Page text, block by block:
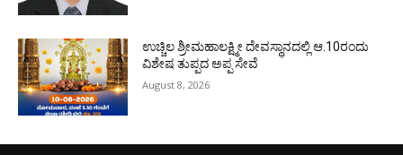
ಉಚ್ಚಿಲ ಶ್ರೀಮಹಾಲಕ್ಷ್ಮೀ ದೇವಸ್ಥಾನದಲ್ಲಿ ಆ.10ರಂದು
ವಿಶೇಷ ತುಪ್ಪದ ಅಪ್ಪ ಸೇವೆ
August 8, 2026